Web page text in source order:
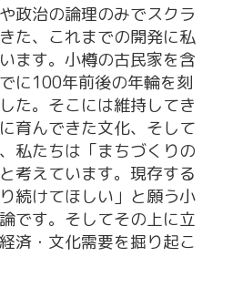
政治の論理のみでスクラ
た、これまでの開発に私
ます。小樽の古民家を含
に100年前後の年輪を刻
た。そこには維持してき
育んできた文化、そして
私たちは「まちづくりの
考えています。現存する
続けてほしい」と願う小
です。そしてその上に立
済・文化需要を掘り起こ